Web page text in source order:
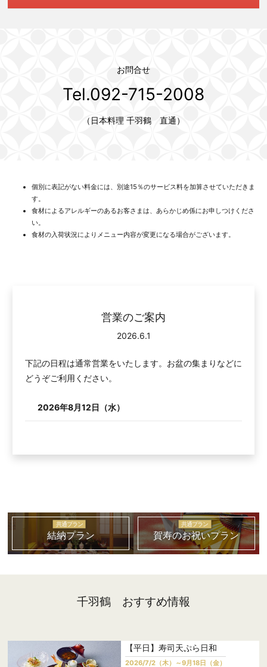
お問合せ
Tel.092-715-2008
（日本料理 千羽鶴 直通）
個別に表記がない料金には、別途15％のサービス料を加算させていただきま
す。
食材によるアレルギーのあるお客さまは、あらかじめ係にお申しつけくださ
い。
食材の入荷状況によりメニュー内容が変更になる場合がございます。
営業のご案内
2026.6.1
下記の日程は通常営業をいたします。お盆の集まりなどに
どうぞご利用ください。
2026年8月12日（水）
共通プラン
結納プラン
共通プラン
賀寿のお祝いプラン
千羽鶴 おすすめ情報
【平日】寿司天ぷら日和
2026/7/2（木）～9月18日（金）